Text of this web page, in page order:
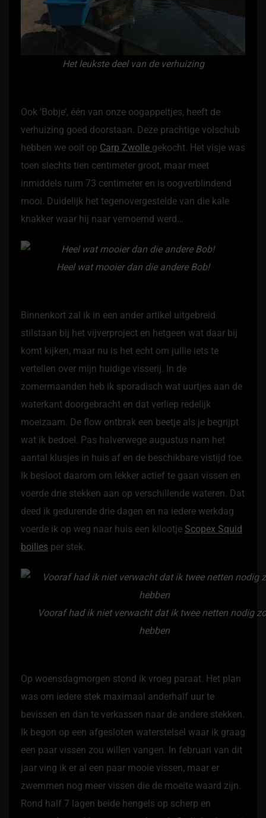
Het leukste deel van de verhuizing
Ook ‘Bobje’, één van onze oogappeltjes, heeft de
verhuizing goed doorstaan. Deze prachtige volschub
hebben we ooit op Carp Zwolle gekocht. Het visje was
toen slechts tien centimeter groot, maar meet
inmiddels ruim 73 centimeter en is oogverblindend
mooi. Duidelijk het tegenovergestelde van die kale
knakker waar hij naar vernoemd werd…
Heel wat mooier dan die andere Bob!
Binnenkort zal ik in een ander artikel uitgebreid
stilstaan bij het vijverproject en hetgeen wat daar bij
komt kijken, maar nu is het echt om jullie iets te
vertellen over mijn huidige visserij. In de
zomermaanden heb ik sporadisch wat uurtjes aan de
waterkant doorgebracht en dat verliep redelijk
moeizaam. De flow ontbrak een beetje als je begrijpt
wat ik bedoel. Pas halverwege augustus nam het
aantal klusjes in huis af en de beschikbare vistijd toe.
Ik besloot daarom om lekker actief te gaan vissen en
voerde drie stekken aan op verschillende wateren. Dat
deed ik gedurende drie dagen en na iedere werkdag
voerde ik op weg naar huis een kilootje Scopex Squid
boilies per stek.
Vooraf had ik niet verwacht dat ik twee netten nodig
hebben
Op woensdagmorgen stond ik vroeg paraat. Het plan
was om iedere stek maximaal anderhalf uur te
bevissen en dan te verkassen naar de andere stekken.
Ik begon op een afgesloten waterstelsel waar ik graag
een paar vissen zou willen vangen. In februari van dit
jaar ving ik er al een paar mooie vissen, maar er
zwemmen nog meer vissen die de moeite waard zijn.
Rond half 7 lagen beide hengels op scherp en